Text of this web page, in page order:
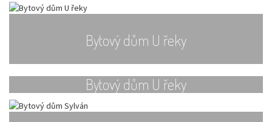
Bytový dům U řeky
Bytový dům U řeky